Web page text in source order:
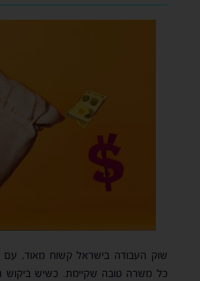
שוק העבודה בישראל קשוח מאוד, עם
כל משרה טובה שקיימת. כשיש